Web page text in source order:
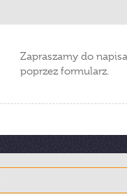
Zapraszamy do
poprzez formularz.